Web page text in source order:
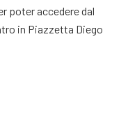
poter accedere dal
in Piazzetta Diego